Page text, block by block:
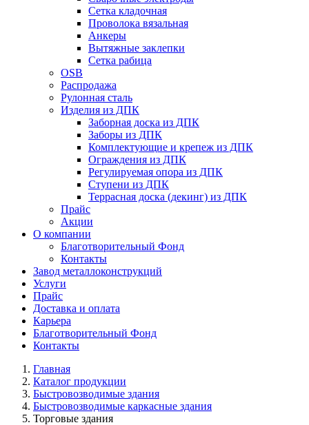
Сетка кладочная
Проволока вязальная
Анкеры
Вытяжные заклепки
Сетка рабица
OSB
Распродажа
Рулонная сталь
Изделия из ДПК
Заборная доска из ДПК
Заборы из ДПК
Комплектующие и крепеж из ДПК
Ограждения из ДПК
Регулируемая опора из ДПК
Ступени из ДПК
Террасная доска (декинг) из ДПК
Прайс
Акции
О компании
Благотворительный Фонд
Контакты
Завод металлоконструкций
Услуги
Прайс
Доставка и оплата
Карьера
Благотворительный Фонд
Контакты
Главная
Каталог продукции
Быстровозводимые здания
Быстровозводимые каркасные здания
Торговые здания